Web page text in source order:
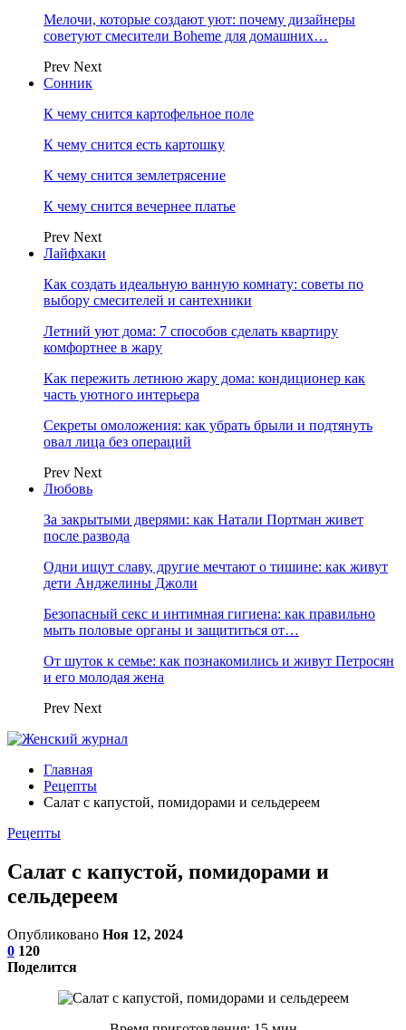
Мелочи, которые создают уют: почему дизайнеры
советуют смесители Boheme для домашних…
Prev Next
Сонник
К чему снится картофельное поле
К чему снится есть картошку
К чему снится землетрясение
К чему снится вечернее платье
Prev Next
Лайфхаки
Как создать идеальную ванную комнату: советы по
выбору смесителей и сантехники
Летний уют дома: 7 способов сделать квартиру
комфортнее в жару
Как пережить летнюю жару дома: кондиционер как
часть уютного интерьера
Секреты омоложения: как убрать брыли и подтянуть
овал лица без операций
Prev Next
Любовь
За закрытыми дверями: как Натали Портман живет
после развода
Одни ищут славу, другие мечтают о тишине: как живут
дети Анджелины Джоли
Безопасный секс и интимная гигиена: как правильно
мыть половые органы и защититься от…
От шуток к семье: как познакомились и живут Петросян
и его молодая жена
Prev Next
Главная
Рецепты
Салат с капустой, помидорами и сельдереем
Рецепты
Салат с капустой, помидорами и
сельдереем
Опубликовано Ноя 12, 2024
0 120
Поделится